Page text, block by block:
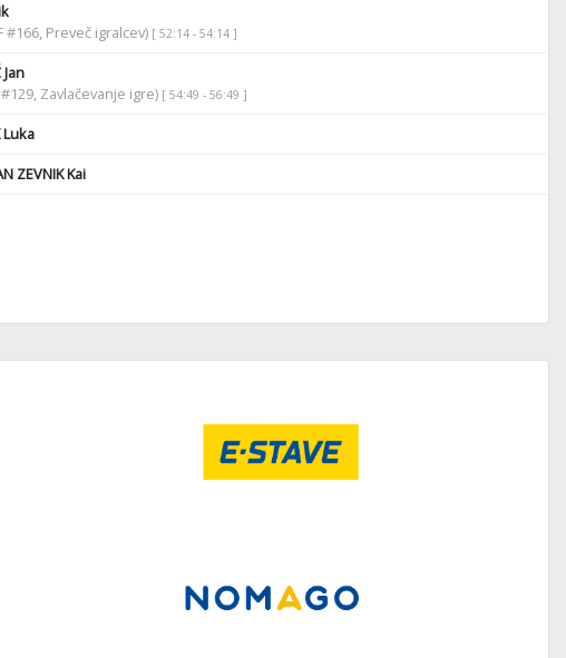
#166, Preveč igralcev) [ 52:14 - 54:14 ]
#129, Zavlačevanje igre) [ 54:49 - 56:49 ]
Luka
ZEVNIK Kai